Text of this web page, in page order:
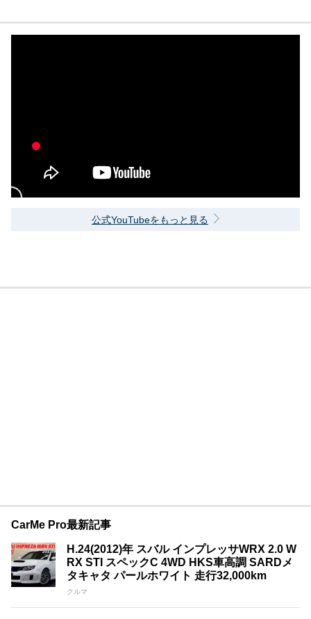
公式YouTubeをもっと見る
CarMe Pro最新記事
H.24(2012)年 スバル インプレッサWRX 2.0 W
RX STI スペックC 4WD HKS車高調 SARDメ
タキャタ パールホワイト 走行32,000km
クルマ